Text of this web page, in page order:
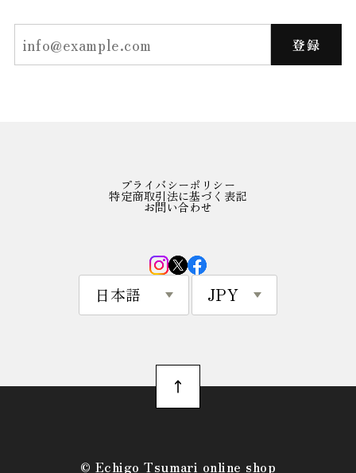
登録
プライバシーポリシー
特定商取引法に基づく表記
お問い合わせ
©︎ Echigo Tsumari online shop